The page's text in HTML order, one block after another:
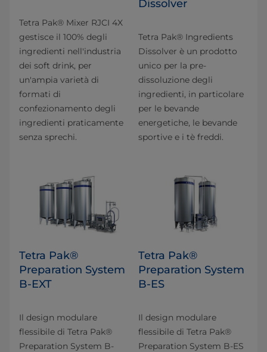
Tetra Pak® Mixer RJCI 4X
gestisce il 100% degli
ingredienti nell'industria
dei soft drink, per
un'ampia varietà di
formati di
confezionamento degli
ingredienti praticamente
senza sprechi.
Dissolver
Tetra Pak® Ingredients
Dissolver è un prodotto
unico per la pre-
dissoluzione degli
ingredienti, in particolare
per le bevande
energetiche, le bevande
sportive e i tè freddi.
Tetra Pak®
Preparation System
B-EXT
Il design modulare
flessibile di Tetra Pak®
Preparation System B-
Tetra Pak®
Preparation System
B-ES
Il design modulare
flessibile di Tetra Pak®
Preparation System B-ES